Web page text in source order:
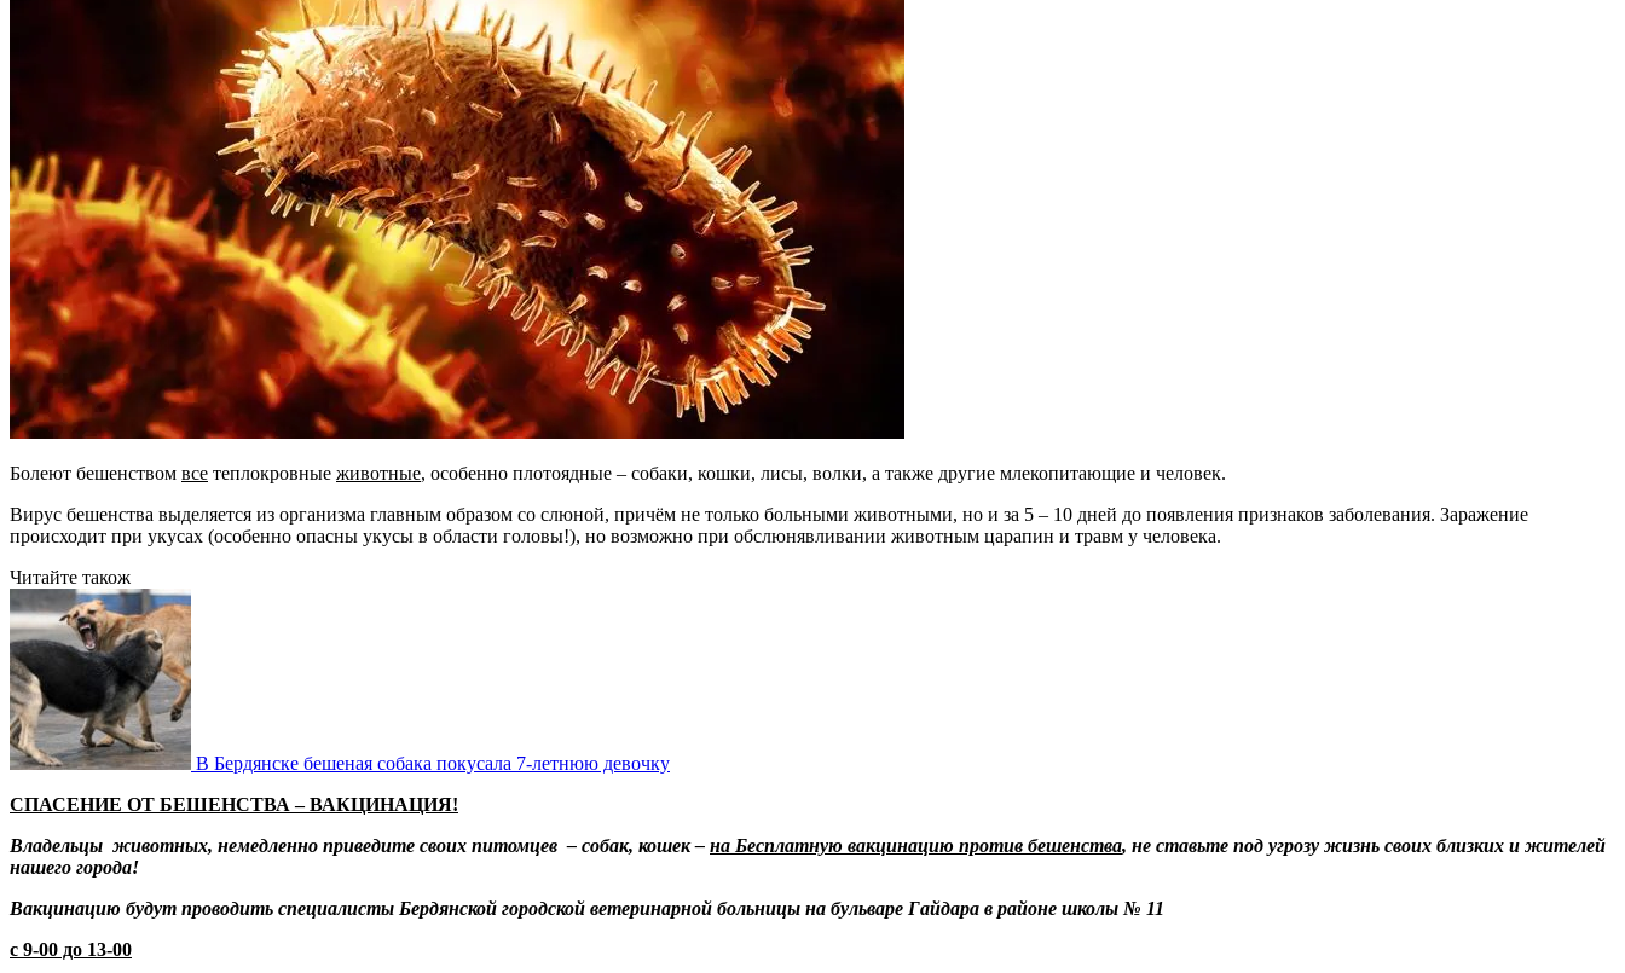
Болеют бешенством все теплокровные животные, особенно плотоядные – собаки, кошки, лисы, волки, а также другие млекопитающие и человек.
Вирус бешенства выделяется из организма главным образом со слюной, причём не только больными животными, но и за 5 – 10 дней до появления признаков заболевания. Заражение
происходит при укусах (особенно опасны укусы в области головы!), но возможно при обслюнявливании животным царапин и травм у человека.
Читайте також
В Бердянске бешеная собака покусала 7-летнюю девочку
СПАСЕНИЕ ОТ БЕШЕНСТВА – ВАКЦИНАЦИЯ!
Владельцы животных, немедленно приведите своих питомцев – собак, кошек– на Бесплатную вакцинацию против бешенства, не ставьте под угрозу жизнь своих близких и жителей
нашего города!
Вакцинацию будут проводить специалисты Бердянской городской ветеринарной больницы на бульваре Гайдара в районе школы № 11
с 9-00 до 13-00